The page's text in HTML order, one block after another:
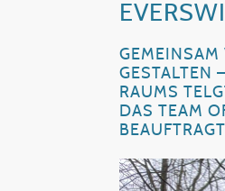
GEMEINSAM
GESTALTEN
RAUMS
DAS TEAM